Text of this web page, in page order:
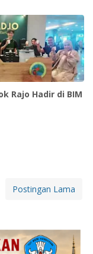
Rajo Hadir di BIM
Postingan Lama